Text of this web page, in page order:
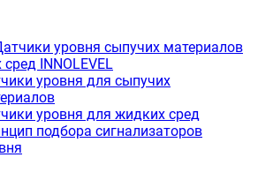
уровня сыпучих материалов
INNOLEVEL
уровня для сыпучих
уровня для жидких сред
подбора сигнализаторов